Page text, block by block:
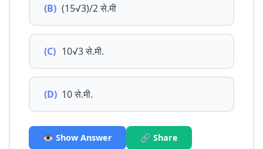
(B) (15√3)/2 से.मी
(C) 10√3 से.मी.
(D) 10 से.मी.
👁️ Show Answer 🔗 Share